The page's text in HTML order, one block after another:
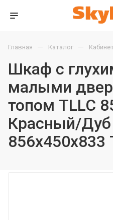
Главная — Каталог —
Шкаф с
малыми
топом TLLC
Красный/Дуб
856х450х833